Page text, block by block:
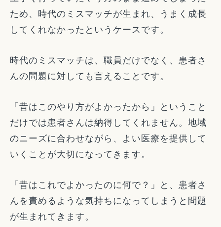
ため、時代のミスマッチが生まれ、うまく成長
してくれなかったというケースです。
時代のミスマッチは、職員だけでなく、患者さ
んの問題に対しても言えることです。
「昔はこのやり方がよかったから」ということ
だけでは患者さんは納得してくれません。地域
のニーズに合わせながら、よい医療を提供して
いくことが大切になってきます。
「昔はこれでよかったのに何で？」と、患者さ
んを責めるような気持ちになってしまうと問題
が生まれてきます。